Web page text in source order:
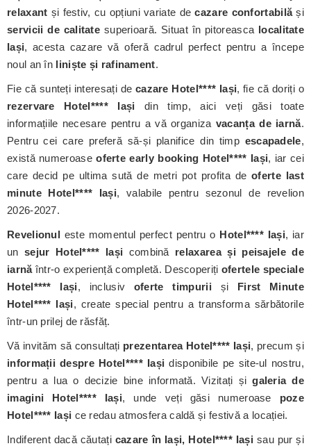
relaxant și festiv, cu opțiuni variate decazare confortabilăși
servicii de calitate superioară. Situat în pitoreasca localitate
Iași, acesta cazare vă oferă cadrul perfect pentru a începe
noul an în liniște și rafinament.
Fie că sunteți interesați de cazare Hotel**** Iași, fie că doriți o
rezervare Hotel**** Iași din timp, aici veți găsi toate
informațiile necesare pentru a vă organiza vacanța de iarnă.
Pentru cei care preferă să-și planifice din timp escapadele,
există numeroaseoferte early booking Hotel**** Iași, iar cei
care decid pe ultima sută de metri pot profita deoferte last
minute Hotel**** Iași, valabile pentru sezonul de revelion
2026-2027.
Revelionul este momentul perfect pentru o Hotel**** Iași, iar
unsejur Hotel**** Iași combină relaxarea și peisajele de
iarnăîntr-o experiență completă. Descoperiți ofertele speciale
Hotel**** Iași, inclusiv oferte timpurii și First Minute
Hotel**** Iași, create special pentru a transforma sărbătorile
într-un prilej de răsfăț.
Vă invităm să consultați prezentarea Hotel**** Iași, precum și
informații despre Hotel**** Iași disponibile pe site-ul nostru,
pentru a lua o decizie bine informată. Vizitați șigaleria de
imagini Hotel**** Iași, unde veți găsi numeroase poze
Hotel**** Iași ce redau atmosfera caldă și festivă a locației.
Indiferent dacă căutați cazare în Iași, Hotel**** Iași sau pur și